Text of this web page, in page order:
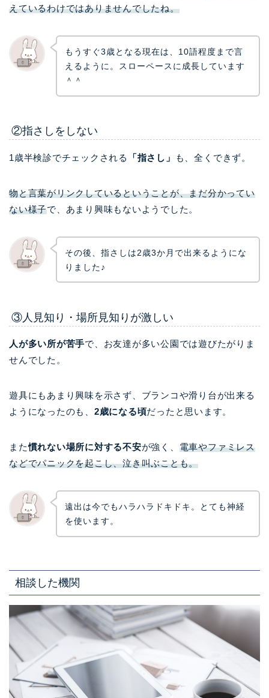
えているわけではありませんでしたね。
もうすぐ3歳となる現在は、10語程度まで言
えるように。スローペースに成長しています
＾＾
②指さしをしない
1歳半検診でチェックされる 「指さし」 も、全くできず。
物と言葉がリンクしているということが、まだ分かってい
ない様子で、あまり興味もないようでした。
その後、指さしは2歳3か月で出来るようにな
りました♪
③人見知り・場所見知りが激しい
人が多い所が苦手で、お友達が多い公園では遊びたがりま
せんでした。
遊具にもあまり興味を示さず、ブランコや滑り台が出来る
ようになったのも、 2歳になる頃だったと思います。
また慣れない場所に対する不安が強く、 電車やファミレス
などでパニックを起こし、泣き叫ぶことも。
遠出は今でもハラハラドキドキ。とても神経
を使います。
相談した機関